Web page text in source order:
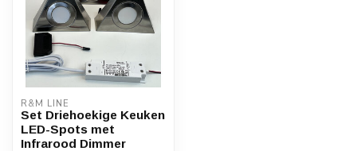
R&M LINE
Set Driehoekige Keuken
LED-Spots met
Infrarood Dimmer